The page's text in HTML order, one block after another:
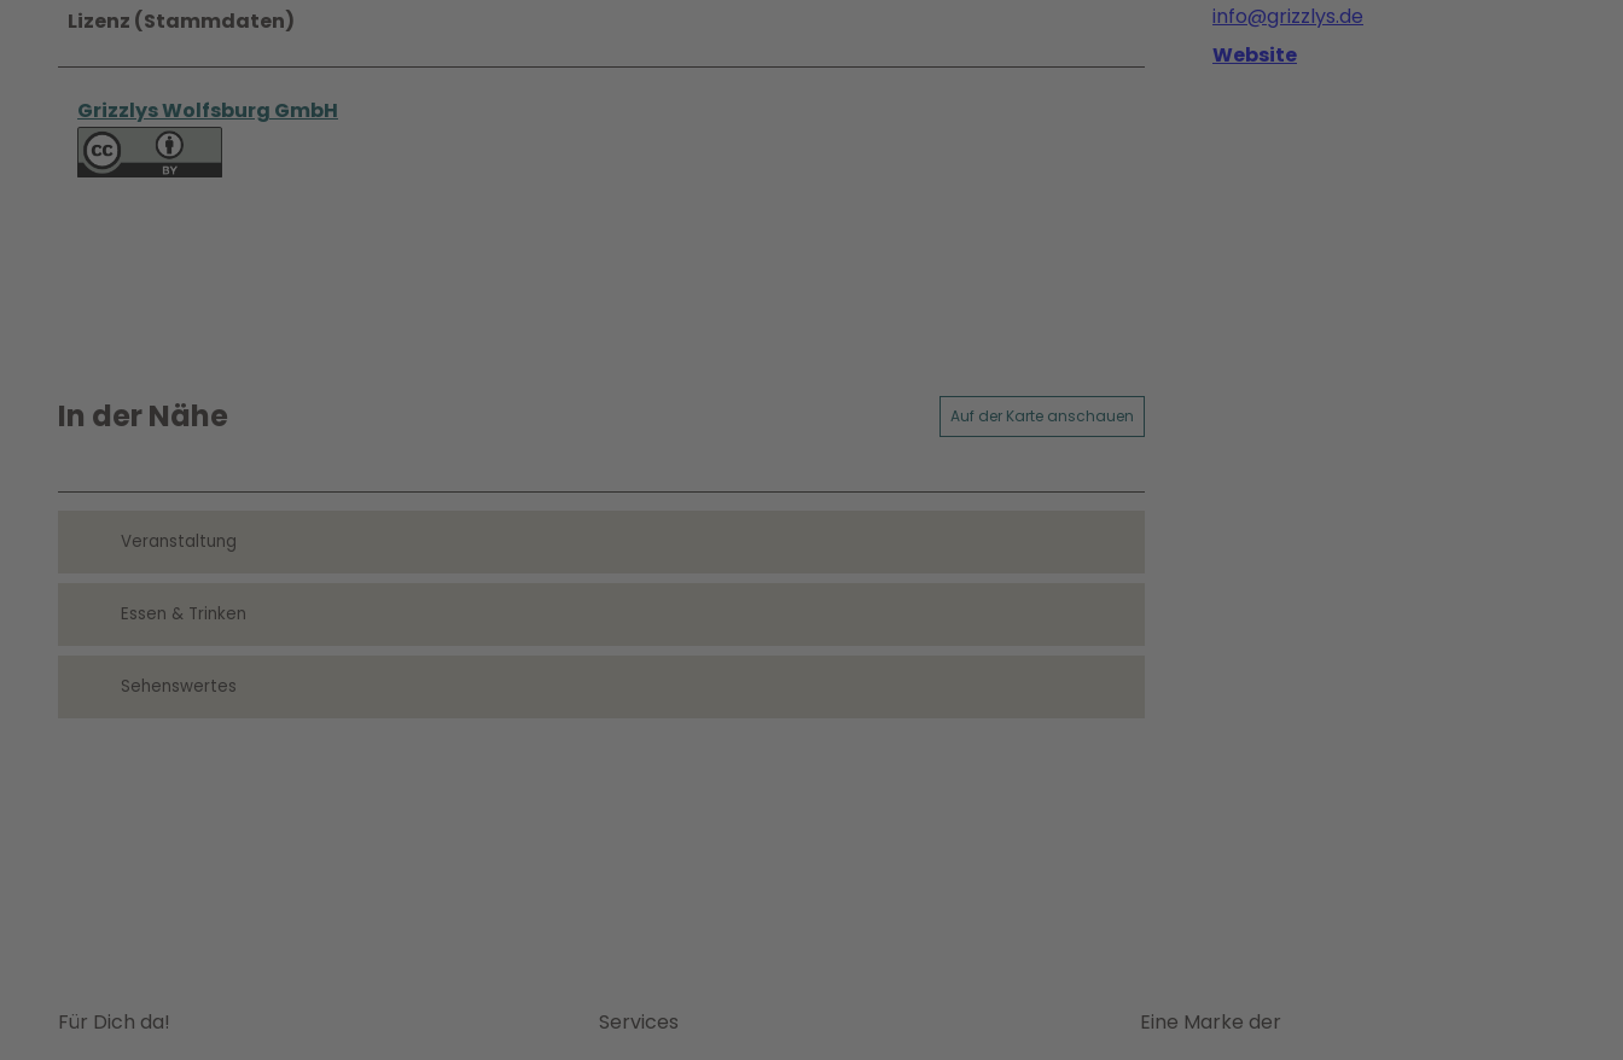
Lizenz (Stammdaten)
Grizzlys Wolfsburg GmbH
In der Nähe Auf der Karte anschauen
Veranstaltung
Essen & Trinken
Sehenswertes
info@grizzlys.de
Website
Für Dich da!
Services
Eine Marke der